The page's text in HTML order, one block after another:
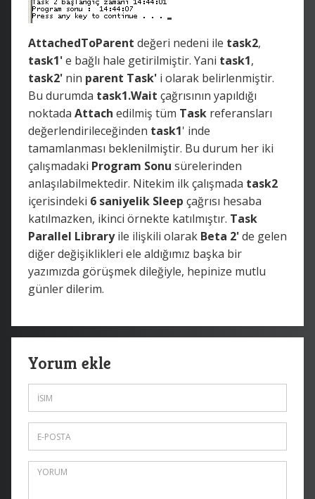
AttachedToParent değeri nedeni ile task2,
task1'e bağlı hale getirilmiştir. Yani task1,
task2' nin parent Task' i olarak belirlenmiştir.
Bu durumda task1.Wait çağrısının yapıldığı
noktada Attach edilmiş tüm Task referansları
değerlendirileceğinden task1' inde
tamamlanması beklenilmiştir. Bu durum her iki
çalışmadaki Program Sonu sürelerinden
anlaşılabilmektedir. Nitekim ilk çalışmada task2
içerisindeki 6 saniyelik Sleep çağrısı hesaba
katılmazken, ikinci örnekte katılmıştır. Task
Parallel Libraryile ilişkili olarak Beta 2'de gelen
diğer değişiklikleri ele aldığımız başka bir
yazımızda görüşmek dileğiyle, hepinize mutlu
günler dilerim.
Yorum ekle